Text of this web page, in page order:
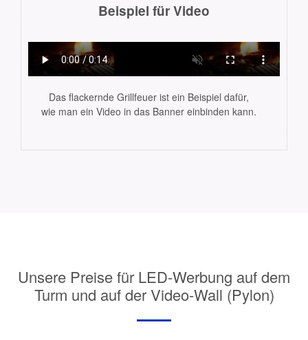
Beispiel für Video
Das flackernde Grillfeuer ist ein Beispiel dafür,
wie man ein Video in das Banner einbinden kann.
Unsere Preise für LED-Werbung auf dem
Turm und auf der Video-Wall (Pylon)